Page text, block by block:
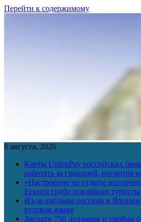
Перейти к содержимому
6 августа, 2026
Карты UnionPay российских
работать за границей, несмотря
«Настроение на отдыхе
Египта грубо оскорбили
Из-за наплыва россиян в
русском языке
Заплати 750 долларов и пройди